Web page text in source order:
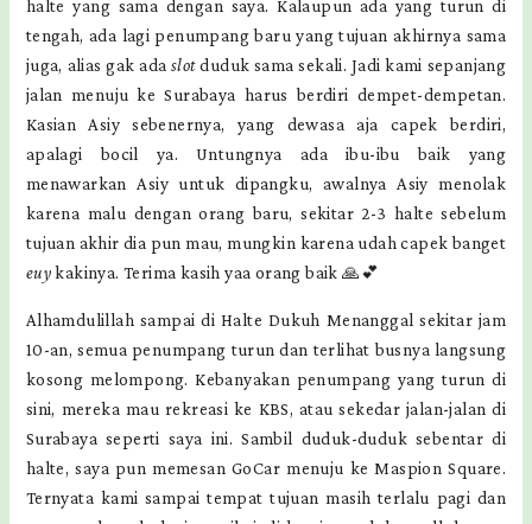
halte yang sama dengan saya. Kalaupun ada yang turun di
tengah, ada lagi penumpang baru yang tujuan akhirnya sama
juga, alias gak adaslotduduk sama sekali. Jadi kami sepanjang
jalan menuju ke Surabaya harus berdiri dempet-dempetan.
Kasian Asiy sebenernya, yang dewasa aja capek berdiri,
apalagi bocil ya. Untungnya ada ibu-ibu baik yang
menawarkan Asiy untuk dipangku, awalnya Asiy menolak
karena malu dengan orang baru, sekitar 2-3 halte sebelum
tujuan akhir dia pun mau, mungkin karena udah capek banget
euykakinya. Terima kasih yaa orang baik 🙏💕
Alhamdulillah sampai di Halte Dukuh Menanggal sekitar jam
10-an, semua penumpang turun dan terlihat busnya langsung
kosong melompong. Kebanyakan penumpang yang turun di
sini, mereka mau rekreasi ke KBS, atau sekedar jalan-jalan di
Surabaya seperti saya ini. Sambil duduk-duduk sebentar di
halte, saya pun memesan GoCar menuju ke Maspion Square.
Ternyata kami sampai tempat tujuan masih terlalu pagi dan